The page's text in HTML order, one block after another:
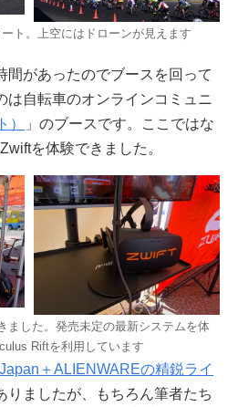
ト。上空にはドローンが見えます
があったのでブースを回って
は自転車のオンラインコミュニ
）
」のブースです。ここではな
を体験できました。
ました。発売未定の最新システムを体
Riftを利用しています
＋ALIENWAREの精鋭ライ
りましたが、もちろん筆者たち